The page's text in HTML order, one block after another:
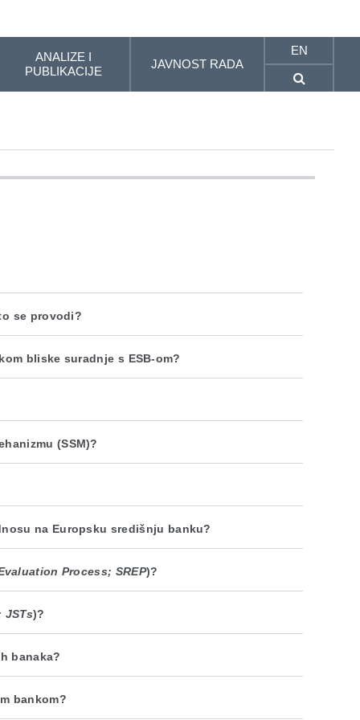
ANALIZE I
PUBLIKACIJE
JAVNOST RADA
EN
se provodi?
bliske suradnje s ESB-om?
(SSM)?
na Europsku središnju banku?
Process; SREP)?
JSTs)?
banaka?
bankom?